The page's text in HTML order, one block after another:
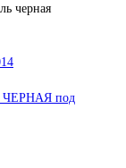
черная
ЧЕРНАЯ под